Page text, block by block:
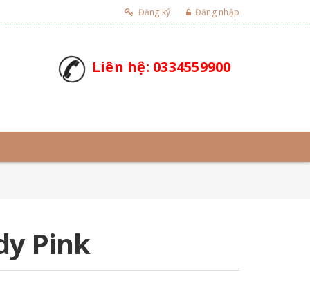
Đăng ký Đăng nhập
Liên hệ: 0334559900
Pink